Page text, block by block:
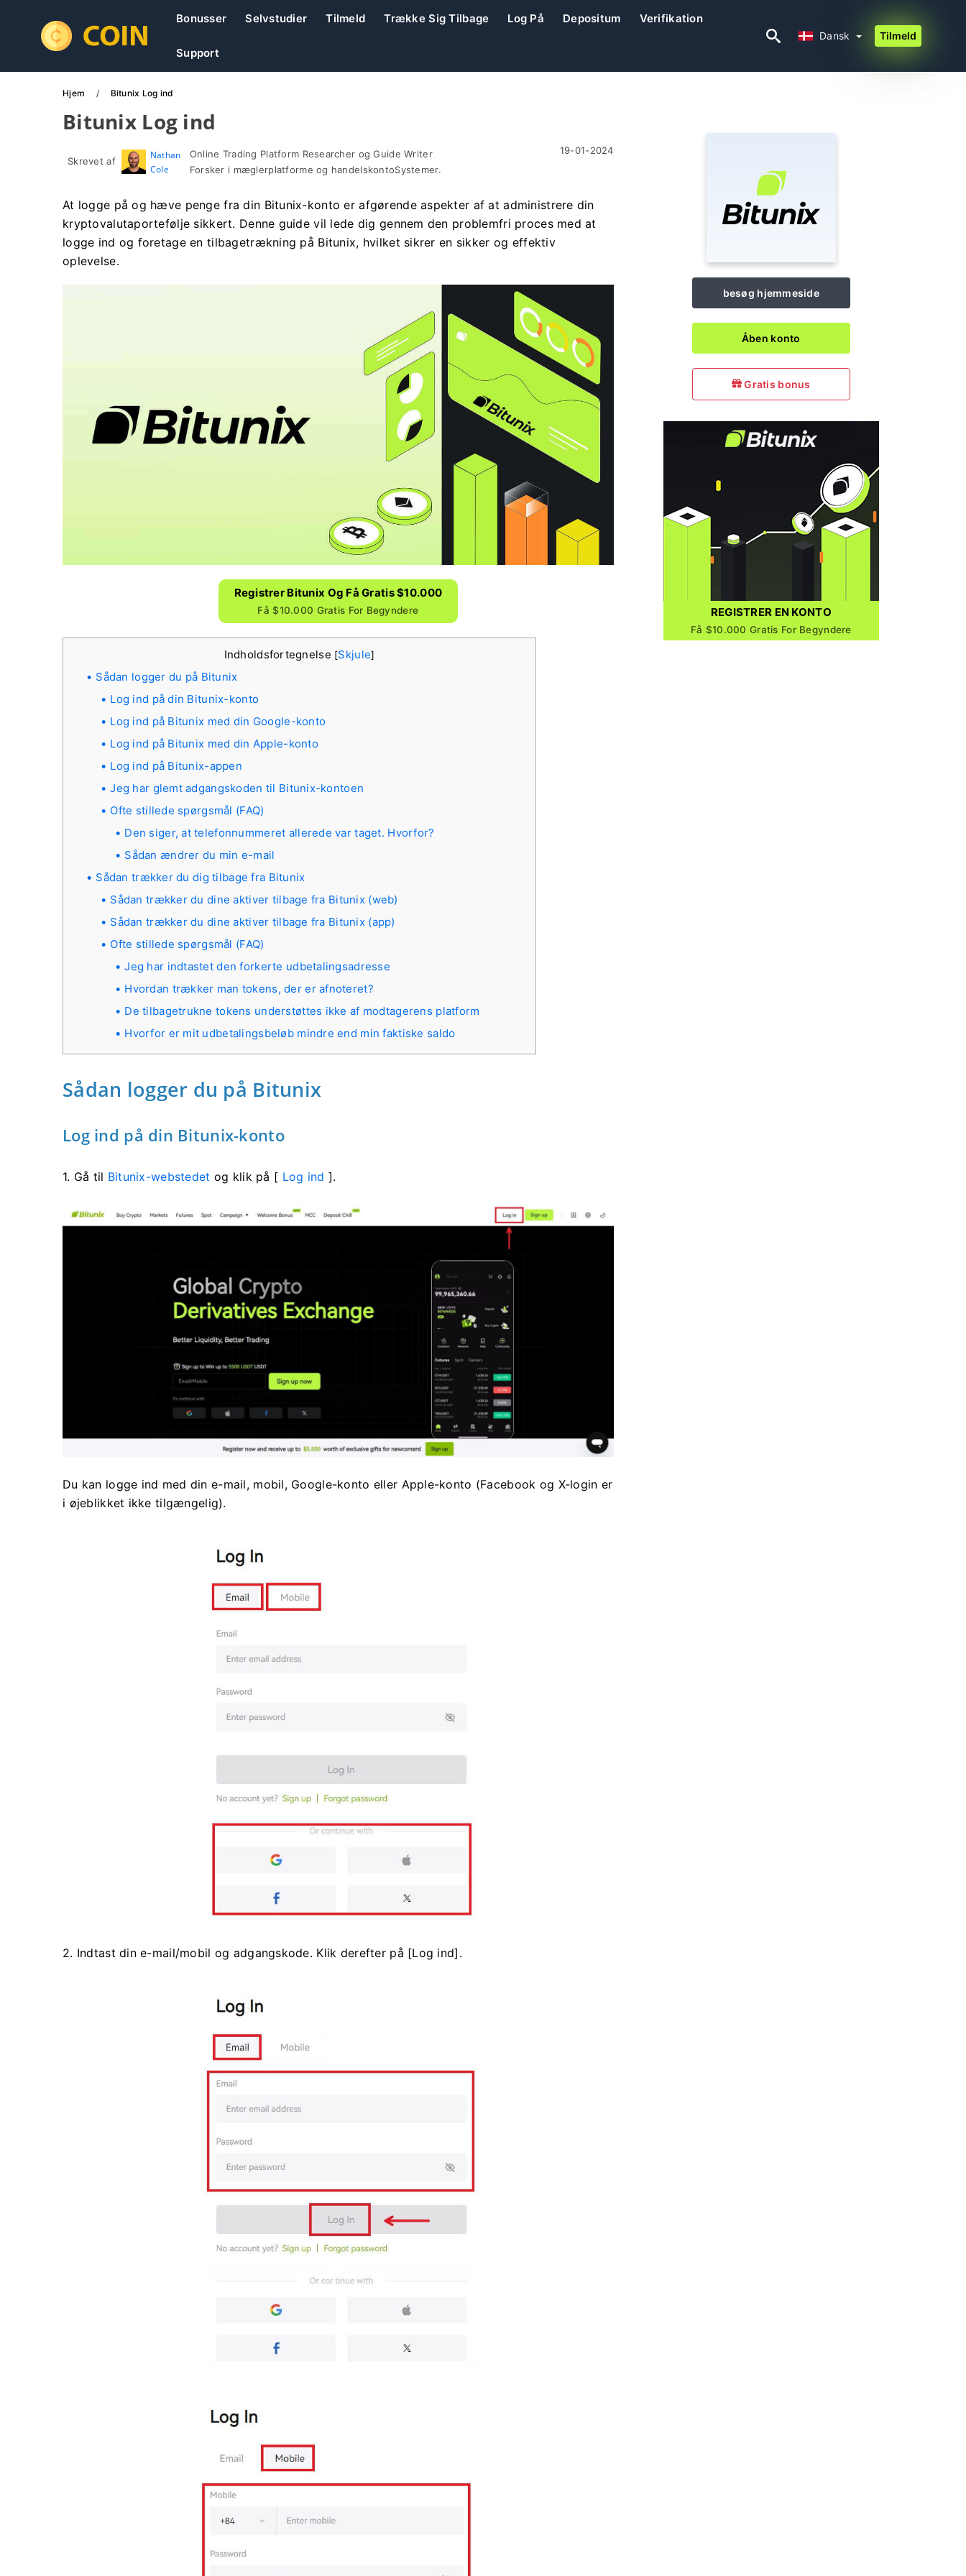
Bonusser Selvstudier Tilmeld Trække Sig Tilbage Log På Depositum Verifikation
Support
Dansk Tilmeld
Hjem Bitunix Log ind
Bitunix Log ind
Skrevet af
Nathan
Cole
Online Trading Platform Researcher og Guide Writer
Forsker i mæglerplatforme og handelskontoSystemer.
19-01-2024
At logge på og hæve penge fra din Bitunix-konto er afgørende aspekter af at administrere din
kryptovalutaportefølje sikkert. Denne guide vil lede dig gennem den problemfri proces med at
logge ind og foretage en tilbagetrækning på Bitunix, hvilket sikrer en sikker og effektiv
oplevelse.
Registrer Bitunix Og Få Gratis $10.000
Få $10.000 Gratis For Begyndere
Indholdsfortegnelse [Skjule]
Sådan logger du på Bitunix
Log ind på din Bitunix-konto
Log ind på Bitunix med din Google-konto
Log ind på Bitunix med din Apple-konto
Log ind på Bitunix-appen
Jeg har glemt adgangskoden til Bitunix-kontoen
Ofte stillede spørgsmål (FAQ)
Den siger, at telefonnummeret allerede var taget. Hvorfor?
Sådan ændrer du min e-mail
Sådan trækker du dig tilbage fra Bitunix
Sådan trækker du dine aktiver tilbage fra Bitunix (web)
Sådan trækker du dine aktiver tilbage fra Bitunix (app)
Ofte stillede spørgsmål (FAQ)
Jeg har indtastet den forkerte udbetalingsadresse
Hvordan trækker man tokens, der er afnoteret?
De tilbagetrukne tokens understøttes ikke af modtagerens platform
Hvorfor er mit udbetalingsbeløb mindre end min faktiske saldo
Sådan logger du på Bitunix
Log ind på din Bitunix-konto
1. Gå til Bitunix-webstedet og klik på [ Log ind ].
Du kan logge ind med din e-mail, mobil, Google-konto eller Apple-konto (Facebook og X-login er
i øjeblikket ikke tilgængelig).
2. Indtast din e-mail/mobil og adgangskode. Klik derefter på [Log ind].
besøg hjemmeside
Åben konto
Gratis bonus
REGISTRER EN KONTO
Få $10.000 Gratis For Begyndere